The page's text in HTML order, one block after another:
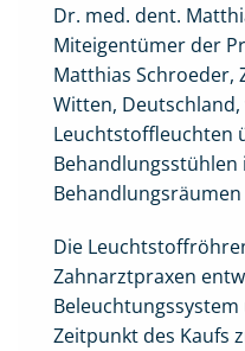
Dr. med. dent.
Miteigentümer der
Matthias Schroeder,
Witten,
Leuchtstoffleuchten
Behandlungsstühlen
Die
Zahnarztpraxen
Zeitpunkt des Kaufs